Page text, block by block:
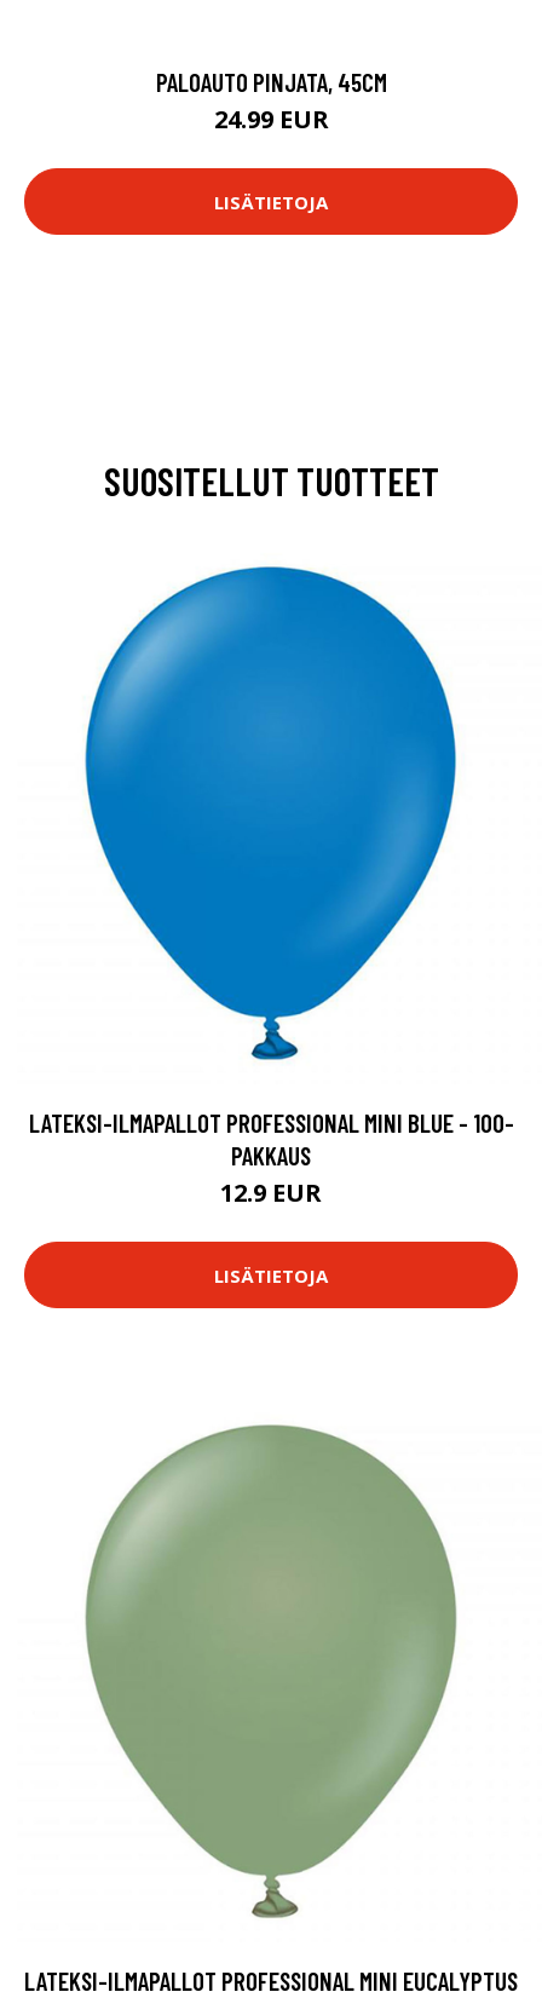
PALOAUTO PINJATA, 45CM
24.99 EUR
LISÄTIETOJA
SUOSITELLUT TUOTTEET
LATEKSI-ILMAPALLOT PROFESSIONAL MINI BLUE - 100-
PAKKAUS
12.9 EUR
LISÄTIETOJA
LATEKSI-ILMAPALLOT PROFESSIONAL MINI EUCALYPTUS